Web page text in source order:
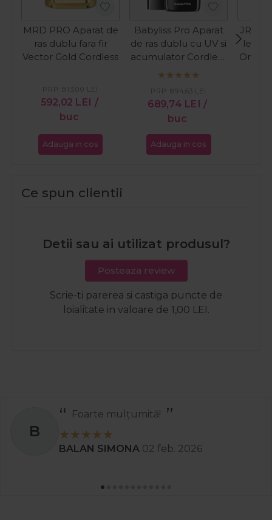
MRD PRO Aparat de
ras dublu fara fir
Vector Gold Cordless
592,02 LEI /
buc
PRP:813,00 LEI
Adauga in cos
Babyliss Pro Aparat
de ras dublu cu UV si
acumulator Cordless
Shaver FXLFS2E
689,74 LEI /
buc
PRP:894,63 LEI
Adauga in cos
JRL
Onyx
Ce spun clientii
Detii sau ai utilizat produsul?
Posteaza review
Scrie-ti parerea si castiga puncte de
loialitate in valoare de 1,00 LEI.
B
Foarte mulțumită!
BALAN SIMONA 02 feb. 2026